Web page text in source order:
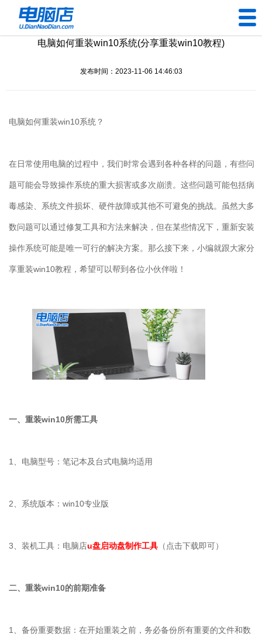
U盘工具
电脑问题
电脑如何重装win10系统(分享重装win10教程)
发布时间：2023-11-06 14:46:03
电脑如何重装win10系统？
在日常使用电脑的过程中，我们时常会遇到各种各样的问题，有些问
题可能会导致操作系统的重大损害或多次崩溃。这些问题可能包括病
毒感染、系统文件损坏、硬件故障或其他不可避免的挑战。虽然大多
数问题可以通过修复工具和方法来解决，但在某些情况下，重新安装
操作系统可能是唯一可行的解决方案。那么接下来，小编就跟大家分
享重装win10教程，希望可以帮到各位小伙伴啦！
一、重装win10所需工具
1、电脑型号：笔记本及台式电脑均适用
2、系统版本： win10专业版
3、装机工具：电脑店u盘启动盘制作工具 （点击下载即可）
二、重装win10的前期准备
1、备份重要数据：在开始重装之前，务必备份所有重要的文件和数